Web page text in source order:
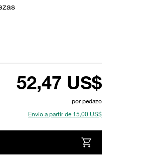
52,47 US$
por pedazo
Envío a partir de 15,00 US$